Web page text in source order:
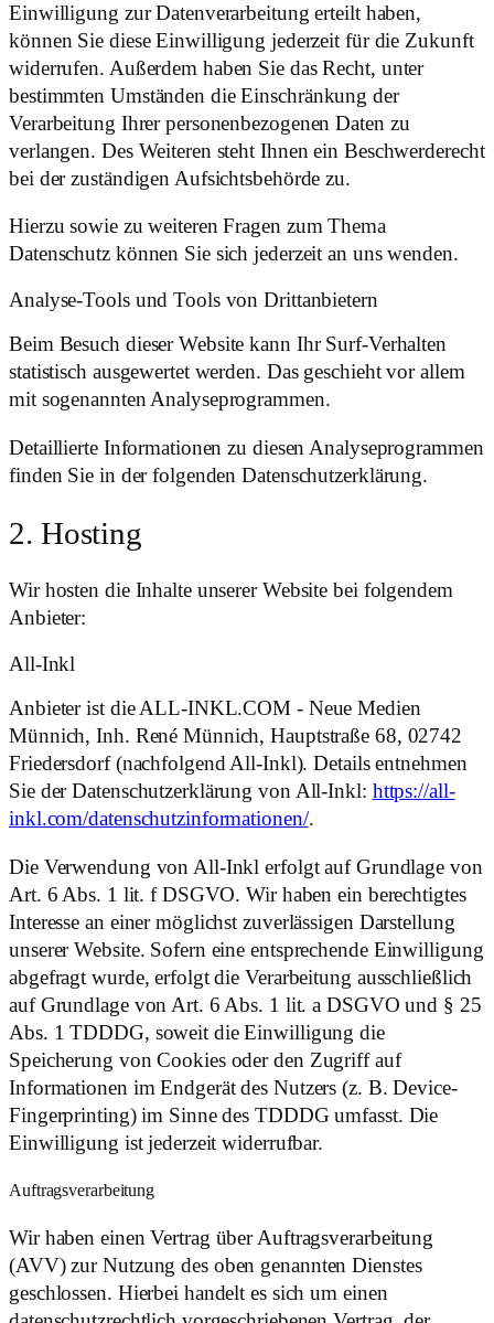
Einwilligung zur Datenverarbeitung erteilt haben,
können Sie diese Einwilligung jederzeit für die Zukunft
widerrufen. Außerdem haben Sie das Recht, unter
bestimmten Umständen die Einschränkung der
Verarbeitung Ihrer personenbezogenen Daten zu
verlangen. Des Weiteren steht Ihnen ein Beschwerderecht
bei der zuständigen Aufsichtsbehörde zu.
Hierzu sowie zu weiteren Fragen zum Thema
Datenschutz können Sie sich jederzeit an uns wenden.
Analyse-Tools und Tools von Dritt­anbietern
Beim Besuch dieser Website kann Ihr Surf-Verhalten
statistisch ausgewertet werden. Das geschieht vor allem
mit sogenannten Analyseprogrammen.
Detaillierte Informationen zu diesen Analyseprogrammen
finden Sie in der folgenden Datenschutzerklärung.
2. Hosting
Wir hosten die Inhalte unserer Website bei folgendem
Anbieter:
All-Inkl
Anbieter ist die ALL-INKL.COM - Neue Medien
Münnich, Inh. René Münnich, Hauptstraße 68, 02742
Friedersdorf (nachfolgend All-Inkl). Details entnehmen
Sie der Datenschutzerklärung von All-Inkl: https://all-
inkl.com/datenschutzinformationen/.
Die Verwendung von All-Inkl erfolgt auf Grundlage von
Art. 6 Abs. 1 lit. f DSGVO. Wir haben ein berechtigtes
Interesse an einer möglichst zuverlässigen Darstellung
unserer Website. Sofern eine entsprechende Einwilligung
abgefragt wurde, erfolgt die Verarbeitung ausschließlich
auf Grundlage von Art. 6 Abs. 1 lit. a DSGVO und § 25
Abs. 1 TDDDG, soweit die Einwilligung die
Speicherung von Cookies oder den Zugriff auf
Informationen im Endgerät des Nutzers (z. B. Device-
Fingerprinting) im Sinne des TDDDG umfasst. Die
Einwilligung ist jederzeit widerrufbar.
Auftragsverarbeitung
Wir haben einen Vertrag über Auftragsverarbeitung
(AVV) zur Nutzung des oben genannten Dienstes
geschlossen. Hierbei handelt es sich um einen